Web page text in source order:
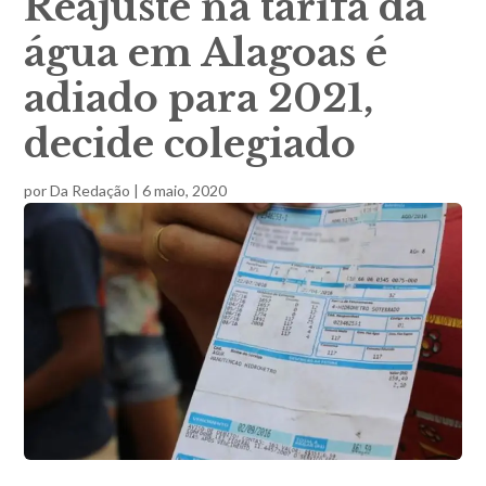
água em Alagoas é
adiado para 2021,
decide colegiado
porDa Redação |6 maio, 2020